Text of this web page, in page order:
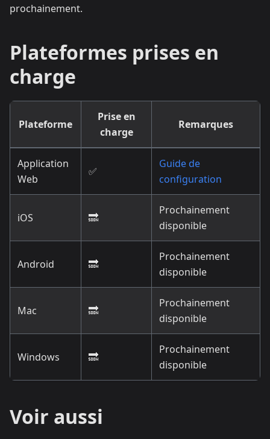
prochainement.
Plateformes prises en
charge
Plateforme
Prise en
charge
Remarques
Application
Web
✅
Guide de
configuration
iOS 🔜
Prochainement
disponible
Android 🔜
Prochainement
disponible
Mac 🔜
Prochainement
disponible
Windows 🔜
Prochainement
disponible
Voir aussi